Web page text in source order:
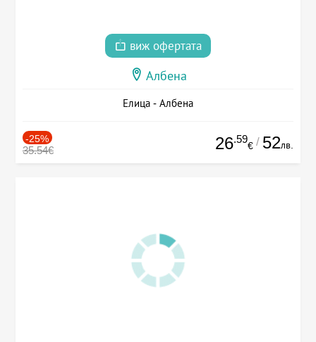
виж офертата
Албена
Елица - Албена
-25%
35.54€ 26.59
€ / 52лв.